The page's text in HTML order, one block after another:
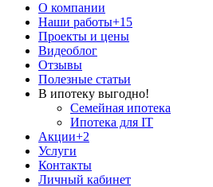
О компании
Наши работы+15
Проекты и цены
Видеоблог
Отзывы
Полезные статьи
В ипотеку выгодно!
Семейная ипотека
Ипотека для IT
Акции+2
Услуги
Контакты
Личный кабинет